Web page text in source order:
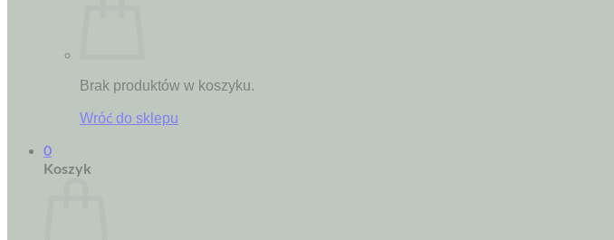
Brak produktów w koszyku.
Wróć do sklepu
0
Koszyk